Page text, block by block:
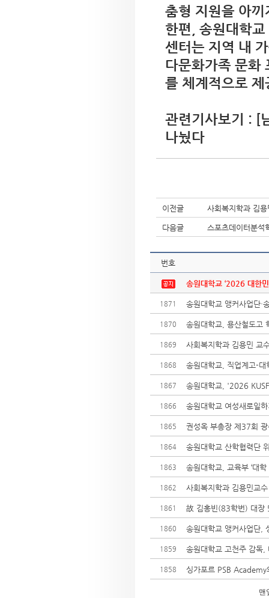
춤형 지원을 아
한편, 송원대학
센터는 지역 내
다문화가족 문화
를 체계적으로
관련기사보기 : [
나눴다
이전글 사회복지학과 김
다음글 스포츠데이터분석
번호
송원대학교 ‘2026 대한
1871 송원대학교 앵커사업단·
1870 송원대학교, 용산철도고
1869 사회복지학과 김용민 교
1868 송원대학교, 직업계고-
1867 송원대학교, '2026
1866 송원대학교 여성새로일
1865 권성옥 부총장 제37회
1864 송원대학교 산학협력단
1863 송원대학교, 교육부 ‘대
1862 사회복지학과 김용민교
1861 故 김홍빈(83학번) 대장
1860 송원대학교 앵커사업단,
1859 송원대학교 고천주 감독,
1858 싱가포르 PSB
맨